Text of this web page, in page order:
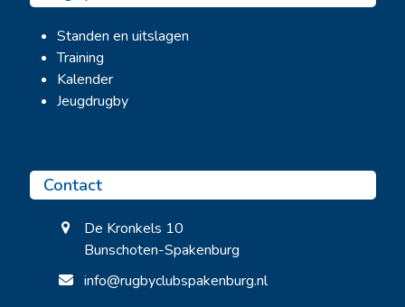
Standen en uitslagen
Training
Kalender
Jeugdrugby
Contact
De Kronkels 10
Bunschoten-Spakenburg
info@rugbyclubspakenburg.nl